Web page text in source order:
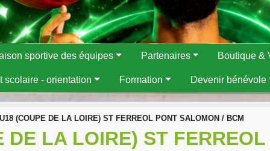
sportive des équipes Partenaires Boutique &
scolaire - orientation Formation Devenir bénévole
(COUPE DE LA LOIRE) ST FERREOL PONT SALOMON / BCM
DE LA LOIRE) ST